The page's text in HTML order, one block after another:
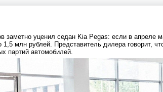
заметно уценил седан Kia Pegas: если в апреле
1,5 млн рублей. Представитель дилера говорит,
партий автомобилей.